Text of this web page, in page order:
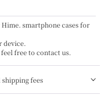
smartphone cases for
device.
free to contact us.
fees